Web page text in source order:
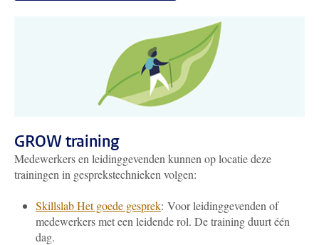
GROW training
Medewerkers en leidinggevenden kunnen op locatie deze
trainingen in gesprekstechnieken volgen:
Skillslab Het goede gesprek: Voor leidinggevenden of
medewerkers met een leidende rol. De training duurt één
dag.